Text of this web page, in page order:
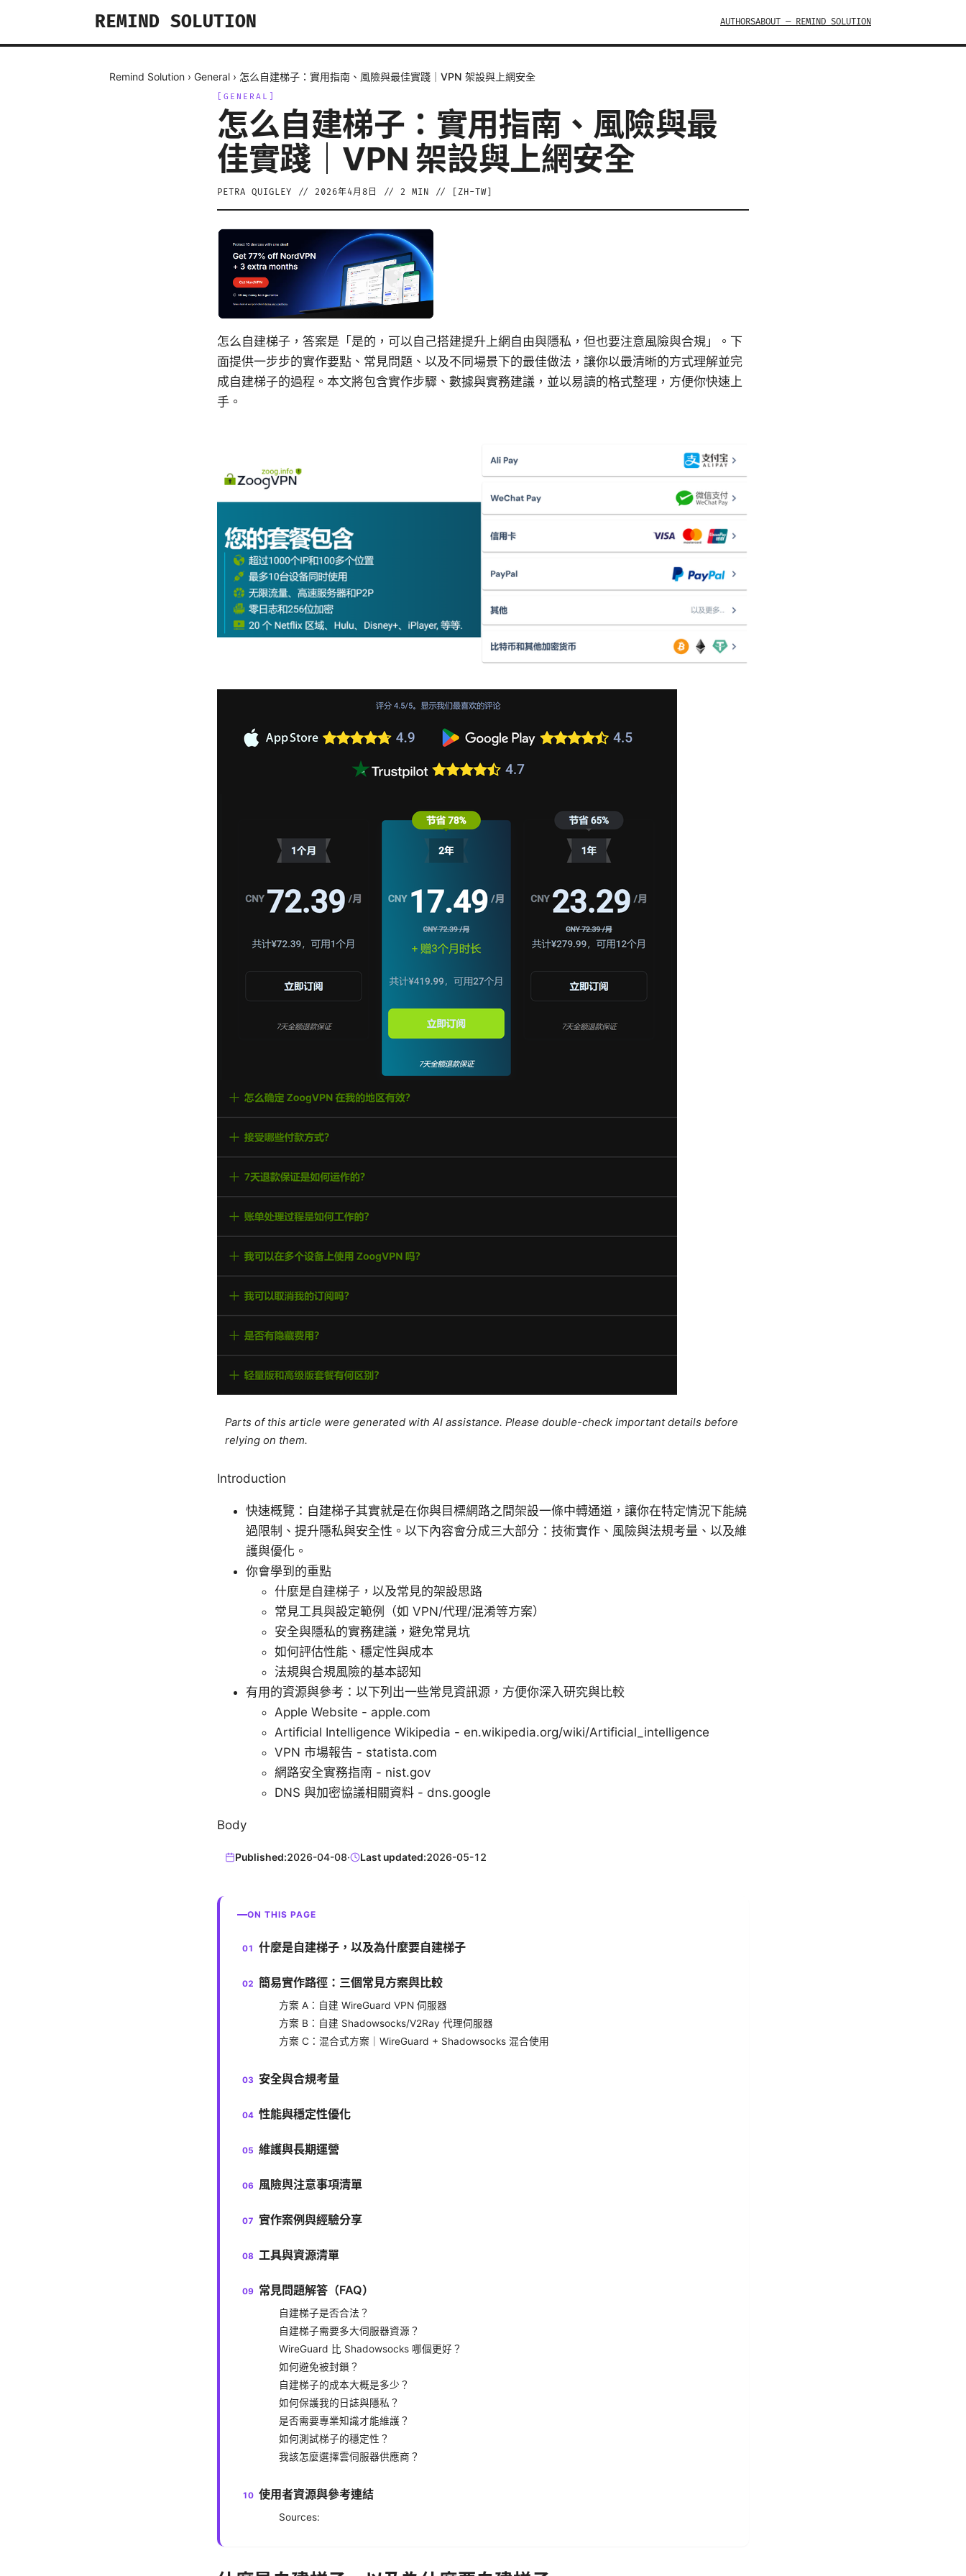
REMIND SOLUTION AUTHORSABOUT — REMIND SOLUTION
Remind Solution › General › 怎么自建梯子：實用指南、風險與最佳實踐｜VPN 架設與上網安全
GENERAL
怎么自建梯子：實用指南、風險與最
佳實踐｜VPN 架設與上網安全
PETRA QUIGLEY // 2026年4月8日 // 2 MIN // [ ZH-TW
怎么自建梯子，答案是「是的，可以自己搭建提升上網自由與隱私，但也要注意風險與合規」。下
面提供一步步的實作要點、常見問題、以及不同場景下的最佳做法，讓你以最清晰的方式理解並完
成自建梯子的過程。本文將包含實作步驟、數據與實務建議，並以易讀的格式整理，方便你快速上
手。
Parts of this article were generated with AI assistance. Please double-check important details before
relying on them.
Introduction
快速概覽：自建梯子其實就是在你與目標網路之間架設一條中轉通道，讓你在特定情況下能繞
過限制、提升隱私與安全性。以下內容會分成三大部分：技術實作、風險與法規考量、以及維
護與優化。
你會學到的重點
什麼是自建梯子，以及常見的架設思路
常見工具與設定範例（如 VPN/代理/混淆等方案）
安全與隱私的實務建議，避免常見坑
如何評估性能、穩定性與成本
法規與合規風險的基本認知
有用的資源與參考：以下列出一些常見資訊源，方便你深入研究與比較
Apple Website - apple.com
Artificial Intelligence Wikipedia - en.wikipedia.org/wiki/Artificial_intelligence
VPN 市場報告 - statista.com
網路安全實務指南 - nist.gov
DNS 與加密協議相關資料 - dns.google
Body
Published:2026-04-08· Last updated:2026-05-12
ON THIS PAGE
什麼是自建梯子，以及為什麼要自建梯子
簡易實作路徑：三個常見方案與比較
方案 A：自建 WireGuard VPN 伺服器
方案 B：自建 Shadowsocks/V2Ray 代理伺服器
方案 C：混合式方案｜WireGuard + Shadowsocks 混合使用
安全與合規考量
性能與穩定性優化
維護與長期運營
風險與注意事項清單
實作案例與經驗分享
工具與資源清單
常見問題解答（FAQ）
自建梯子是否合法？
自建梯子需要多大伺服器資源？
WireGuard 比 Shadowsocks 哪個更好？
如何避免被封鎖？
自建梯子的成本大概是多少？
如何保護我的日誌與隱私？
是否需要專業知識才能維護？
如何測試梯子的穩定性？
我該怎麼選擇雲伺服器供應商？
使用者資源與參考連結
Sources: